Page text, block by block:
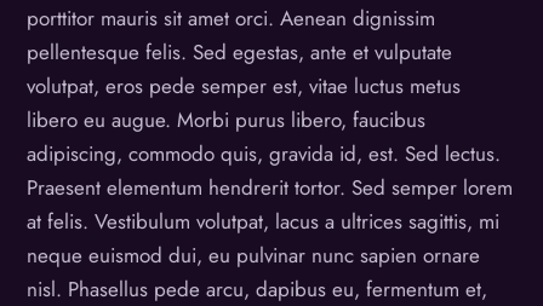
porttitor mauris sit amet orci. Aenean dignissim
pellentesque felis. Sed egestas, ante et vulputate
volutpat, eros pede semper est, vitae luctus metus
libero eu augue. Morbi purus libero, faucibus
adipiscing, commodo quis, gravida id, est. Sed lectus.
Praesent elementum hendrerit tortor. Sed semper lorem
at felis. Vestibulum volutpat, lacus a ultrices sagittis, mi
neque euismod dui, eu pulvinar nunc sapien ornare
nisl. Phasellus pede arcu, dapibus eu, fermentum et,